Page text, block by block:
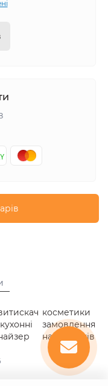
косметики
замовлення
навушників